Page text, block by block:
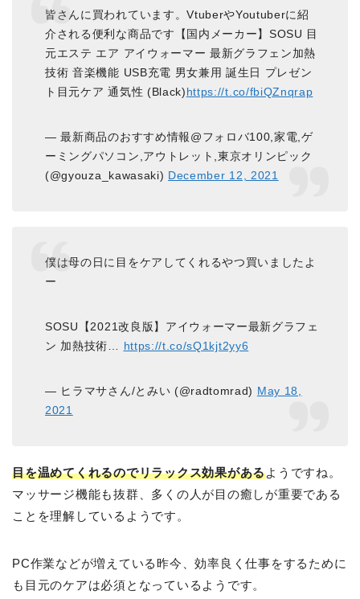
皆さんに買われています。VtuberやYoutuberに紹
介される便利な商品です【国内メーカー】SOSU 目
元エステ エア アイウォーマー 最新グラフェン加熱
技術 音楽機能 USB充電 男女兼用 誕生日 プレゼン
ト目元ケア 通気性 (Black) https://t.co/fbiQZnqrap
— 最新商品のおすすめ情報@フォロバ100,家電,ゲ
ーミングパソコン,アウトレット,東京オリンピック
(@gyouza_kawasaki) December 12, 2021
僕は母の日に目をケアしてくれるやつ買いましたよ
ー
SOSU【2021改良版】アイウォーマー最新グラフェ
ン 加熱技術… https://t.co/sQ1kjt2yy6
— ヒラマサさん/とみい (@radtomrad) May 18,
2021
目を温めてくれるのでリラックス効果があるようですね。
マッサージ機能も抜群、多くの人が目の癒しが重要である
ことを理解しているようです。
PC作業などが増えている昨今、効率良く仕事をするために
も目元のケアは必須となっているようです。